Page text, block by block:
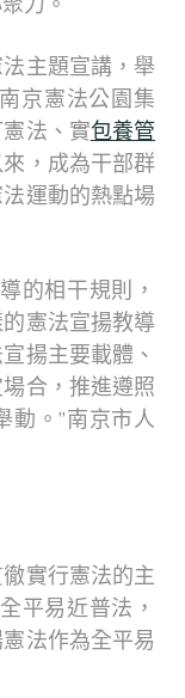
主題宣講，舉
京憲法公園集
法、實包養管
，成為干部群
運動的熱點場
的相干規則，
憲法宣揚教導
揚主要載體、
合，推進遵照
動。”南京市人
實行憲法的主
平易近普法，
法作為全平易